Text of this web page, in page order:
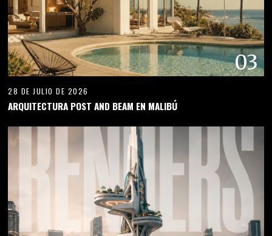
03
28 DE JULIO DE 2026
ARQUITECTURA POST AND BEAM EN MALIBÚ